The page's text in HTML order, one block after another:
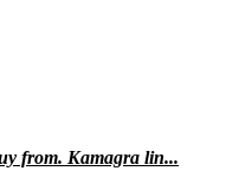
from. Kamagra lin...